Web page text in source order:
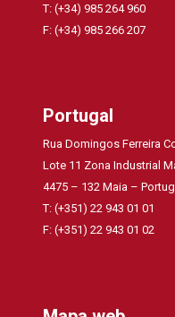
T: (+34) 985 264 960
F: (+34) 985 266 207
Portugal
Rua Domingos Ferreira
Lote 11 Zona Industrial
4475 – 132 Maia –
T: (+351) 22 943 01 01
F: (+351) 22 943 01 02